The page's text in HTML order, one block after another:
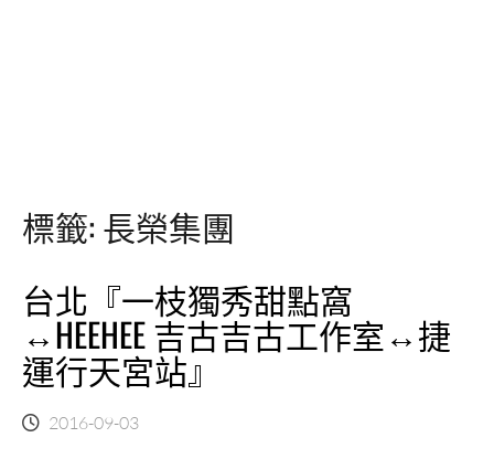
標籤: 長榮集團
台北『一枝獨秀甜點窩
↔HEEHEE 吉古吉古工作室↔捷
運行天宮站』
2016-09-03